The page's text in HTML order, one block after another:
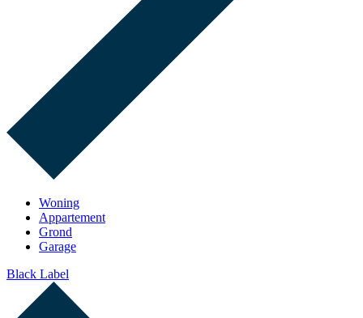
Woning
Appartement
Grond
Garage
Black Label